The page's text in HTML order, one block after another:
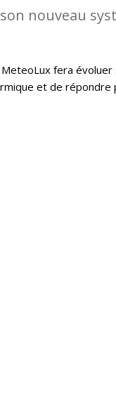
nouveau
fera
et de répondre